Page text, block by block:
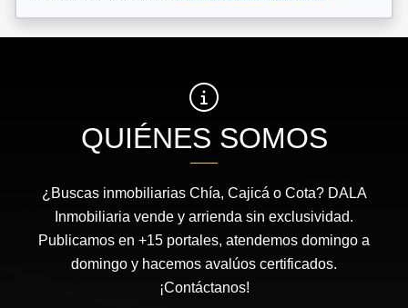
QUIÉNES SOMOS
¿Buscas inmobiliarias Chía, Cajicá o Cota? DALA
Inmobiliaria vende y arrienda sin exclusividad.
Publicamos en +15 portales, atendemos domingo a
domingo y hacemos avalúos certificados.
¡Contáctanos!